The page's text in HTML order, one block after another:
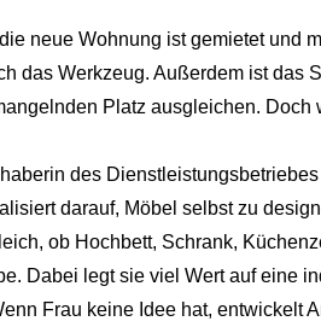
neue Wohnung ist gemietet und
das Werkzeug. Außerdem ist das
Platz ausgleichen. Doch
des
darauf, Möbel selbst zu
ob Hochbett, Schrank,
Dabei legt sie viel Wert auf eine
Frau keine Idee hat, entwickelt